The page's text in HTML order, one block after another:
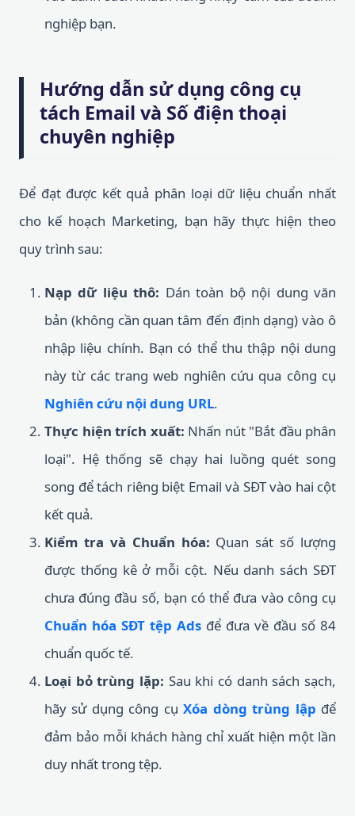
nghiệp bạn.
Hướng dẫn sử dụng công cụ
tách Email và Số điện thoại
chuyên nghiệp
Để đạt được kết quả phân loại dữ liệu chuẩn nhất
cho kế hoạch Marketing, bạn hãy thực hiện theo
quy trình sau:
Nạp dữ liệu thô: Dán toàn bộ nội dung văn
bản (không cần quan tâm đến định dạng) vào ô
nhập liệu chính. Bạn có thể thu thập nội dung
này từ các trang web nghiên cứu qua công cụ
Nghiên cứu nội dung URL.
Thực hiện trích xuất: Nhấn nút "Bắt đầu phân
loại". Hệ thống sẽ chạy hai luồng quét song
song để tách riêng biệt Email và SĐT vào hai cột
kết quả.
Kiểm tra và Chuẩn hóa: Quan sát số lượng
được thống kê ở mỗi cột. Nếu danh sách SĐT
chưa đúng đầu số, bạn có thể đưa vào công cụ
Chuẩn hóa SĐT tệp Ads để đưa về đầu số 84
chuẩn quốc tế.
Loại bỏ trùng lặp: Sau khi có danh sách sạch,
hãy sử dụng công cụXóa dòng trùng lập để
đảm bảo mỗi khách hàng chỉ xuất hiện một lần
duy nhất trong tệp.